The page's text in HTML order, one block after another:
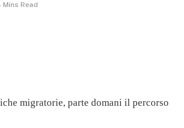
Mins Read
migratorie, parte domani il percorso